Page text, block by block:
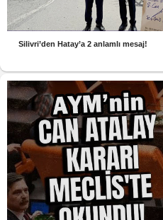
Silivri’den Hatay’a 2 anlamlı mesaj!